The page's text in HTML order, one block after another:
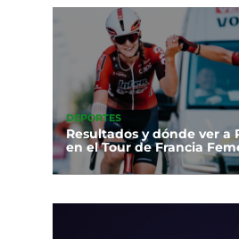
DEPORTES
Resultados y dónde ver a
en el Tour de Francia